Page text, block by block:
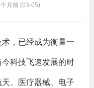
月前 (03-05)
，已经成为衡量一
科技飞速发展的时
、医疗器械、电子